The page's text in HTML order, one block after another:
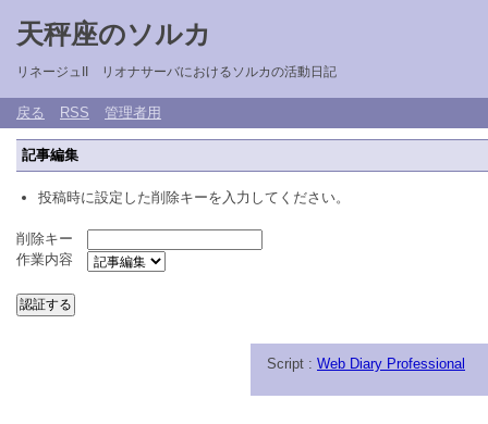
天秤座のソルカ
リネージュII リオナサーバにおけるソルカの活動日記
戻る RSS 管理者用
記事編集
投稿時に設定した削除キーを入力してください。
削除キー
作業内容
Script : Web Diary Professional